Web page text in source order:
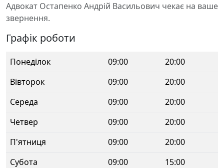
Адвокат Остапенко Андрій Васильович чекає на ваше
звернення.
Графік роботи
Понеділок 09:00
20:00
Вівторок
09:00
20:00
Середа
09:00
20:00
Четвер
09:00
20:00
П'ятниця
09:00
20:00
Субота
09:00 15:00